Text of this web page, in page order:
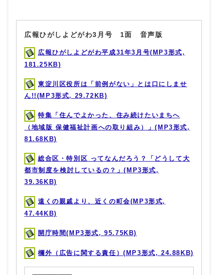
広報ひがしよどがわ3月号 1面 音声版
広報ひがしよどがわ平成31年3月号(MP3形式,
181.25KB)
東淀川区役所は「前例がない」とは口にしませ
ん!!(MP3形式, 29.72KB)
特集「住んでよかった、住み続けたいまちへ
（地域版 保健福祉計画への取り組み）」(MP3形式,
81.68KB)
総合区・特別区 ってなんだろう？「どうして大
都市制度を検討しているの？」(MP3形式,
39.36KB)
遠くの親戚より、近くの町会(MP3形式,
47.44KB)
開庁時間(MP3形式, 95.75KB)
欄外（広告に関する責任）(MP3形式, 24.88KB)